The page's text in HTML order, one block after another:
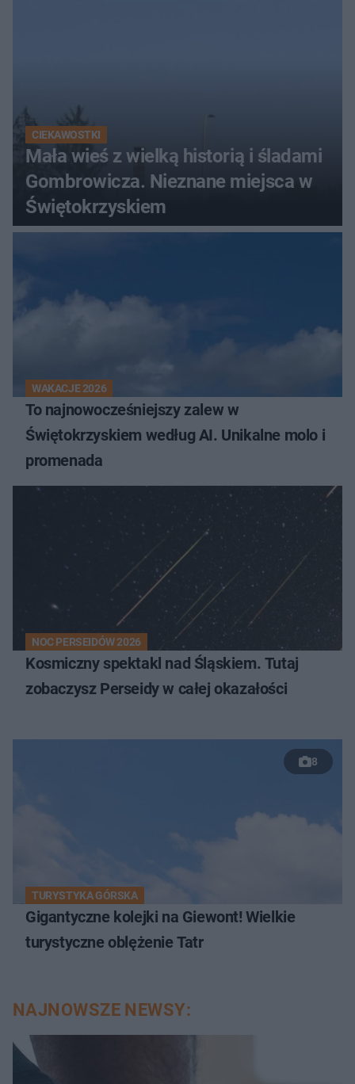
CIEKAWOSTKI
Mała wieś z wielką historią i śladami
Gombrowicza. Nieznane miejsca w
Świętokrzyskiem
WAKACJE 2026
To najnowocześniejszy zalew w
Świętokrzyskiem według AI. Unikalne molo i
promenada
NOC PERSEIDÓW 2026
Kosmiczny spektakl nad Śląskiem. Tutaj
zobaczysz Perseidy w całej okazałości
8
TURYSTYKA GÓRSKA
Gigantyczne kolejki na Giewont! Wielkie
turystyczne oblężenie Tatr
NAJNOWSZE NEWSY: